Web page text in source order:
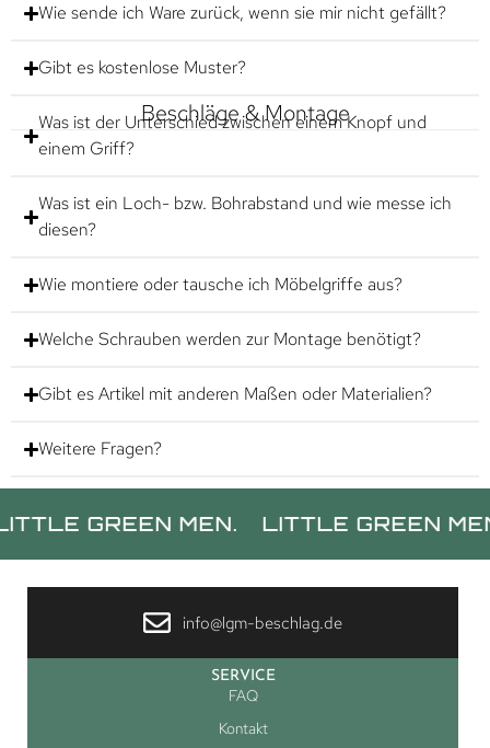
Wie sende ich Ware zurück, wenn sie mir nicht gefällt?
Gibt es kostenlose Muster?
Beschläge & Montage
Was ist der Unterschied zwischen einem Knopf und
einem Griff?
Was ist ein Loch- bzw. Bohrabstand und wie messe ich
diesen?
Wie montiere oder tausche ich Möbelgriffe aus?
Welche Schrauben werden zur Montage benötigt?
Gibt es Artikel mit anderen Maßen oder Materialien?
Weitere Fragen?
MEN. LITTLE GREEN MEN.
info@lgm-beschlag.de
SERVICE
FAQ
Kontakt